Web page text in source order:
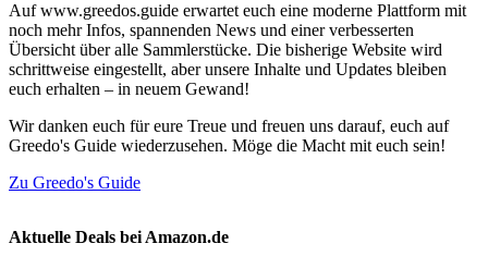
Auf www.greedos.guide erwartet euch eine moderne Plattform mit
noch mehr Infos, spannenden News und einer verbesserten
Übersicht über alle Sammlerstücke. Die bisherige Website wird
schrittweise eingestellt, aber unsere Inhalte und Updates bleiben
euch erhalten – in neuem Gewand!
Wir danken euch für eure Treue und freuen uns darauf, euch auf
Greedo's Guide wiederzusehen. Möge die Macht mit euch sein!
Zu Greedo's Guide
Aktuelle Deals bei Amazon.de